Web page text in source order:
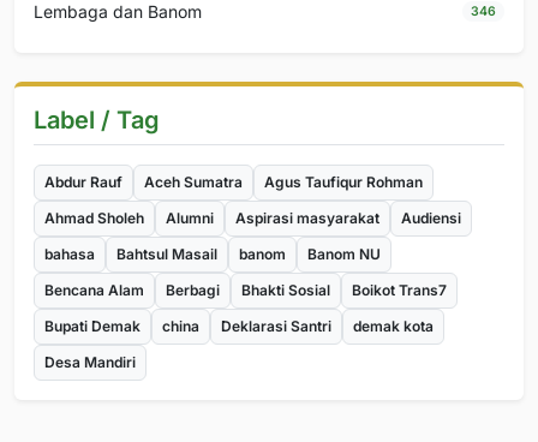
Lembaga dan Banom 346
Label / Tag
Abdur Rauf Aceh Sumatra
Agus Taufiqur Rohman
Ahmad Sholeh
Alumni Aspirasi masyarakat
Audiensi
bahasa
Bahtsul Masail banom
Banom NU
Bencana Alam
Berbagi Bhakti Sosial
Boikot Trans7
Bupati Demak
china Deklarasi Santri
demak kota
Desa Mandiri